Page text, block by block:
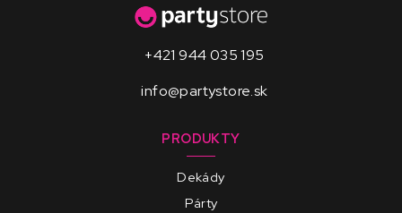
+421 944 035 195
info@partystore.sk
PRODUKTY
Dekády
Párty